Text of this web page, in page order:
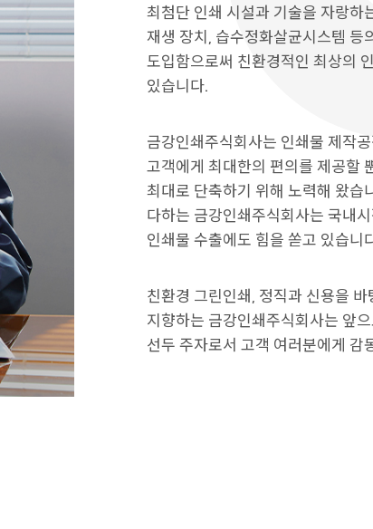
최첨단 인쇄 시설과 기술을 자랑하
재생 장치, 습수정화살균시스템 등
도입함으로써 친환경적인 최상의
있습니다.
금강인쇄주식회사는 인쇄물 제작
고객에게 최대한의 편의를 제공할
최대로 단축하기 위해 노력해 왔습
다하는 금강인쇄주식회사는 국내
인쇄물 수출에도 힘을 쏟고 있습니
친환경 그린인쇄, 정직과 신용을
지향하는 금강인쇄주식회사는 앞
선두 주자로서 고객 여러분에게